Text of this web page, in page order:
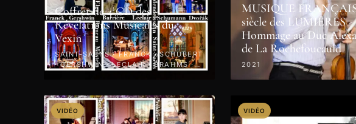
Coffret de 4 CD des
Révélations Musicales du
Vexin
SAINT-SAËNS · FRANCK · SCHUBERT
· GERSHWIN · LECLAIR · BRAHMS ·
MUSIQUE
siècle des LUMIÈRES -
Hommage au Duc
de La Rochefoucauld
2021
VIDÉO VIDÉO